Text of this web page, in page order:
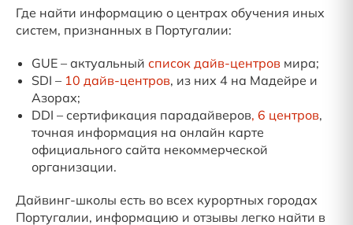
Где найти информацию о центрах обучения иных
систем, признанных в Португалии:
GUE – актуальный список дайв-центров мира;
SDI – 10 дайв-центров, из них 4 на Мадейре и
Азорах;
DDI – сертификация парадайверов, 6 центров,
точная информация на онлайн карте
официального сайта некоммерческой
организации.
Дайвинг-школы есть во всех курортных городах
Португалии, информацию и отзывы легко найти в